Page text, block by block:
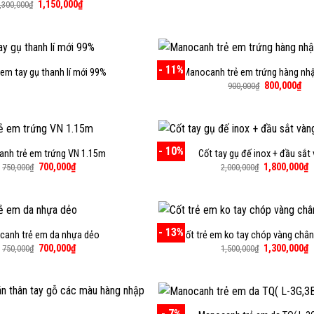
₫ Giá
gốc
1,150,000₫Giá
hiện
1,150,000₫.
tay gụ thanh lí mới 99% - 11%Manocanh trẻ em trứng hàng
900,000₫ Giá
800,000₫Giá
hiện
trẻ em trứng VN 1.15m
750,000₫ Giá
700,000₫Giá
hiện
700,000₫.
- 10% Cốt tay gụ đế inox + đầu sắt
2,000,000₫ Giá
gốc
1,800,000₫Giá
trẻ em da nhựa dẻo
750,000₫ Giá
700,000₫Giá
hiện
700,000₫.
- 13%Cốt trẻ em ko tay chóp vàng
1,500,000₫ Giá
gốc
1,300,000₫Giá